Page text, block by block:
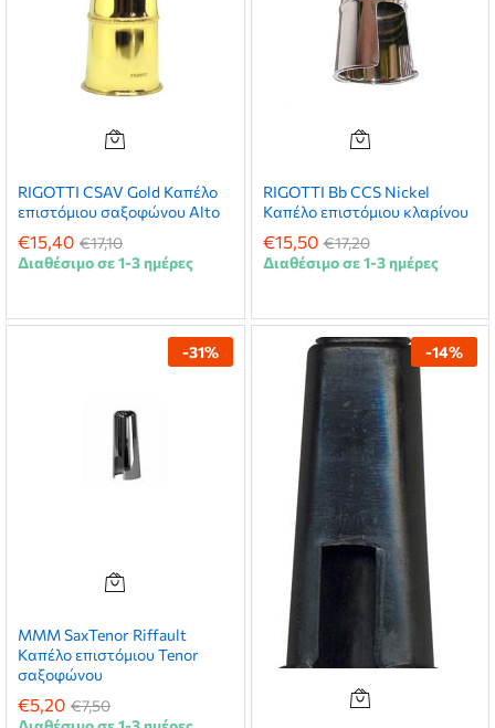
RIGOTTI CSAV Gold Καπέλο
επιστόμιου σαξοφώνου Alto
€15,40 €17,10
Διαθέσιμο σε 1-3 ημέρες
RIGOTTI Bb CCS Nickel
Καπέλο επιστόμιου κλαρίνου
€15,50 €17,20
Διαθέσιμο σε 1-3 ημέρες
-31%
MMM SaxTenor Riffault
Καπέλο επιστόμιου Tenor
σαξοφώνου
€5,20 €7,50
-14%